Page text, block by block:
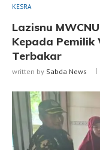
KESRA
Lazisnu
Kepada Pemilik
Terbakar
written by Sabda News